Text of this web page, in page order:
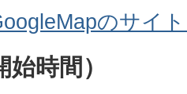
のサイ
時間）